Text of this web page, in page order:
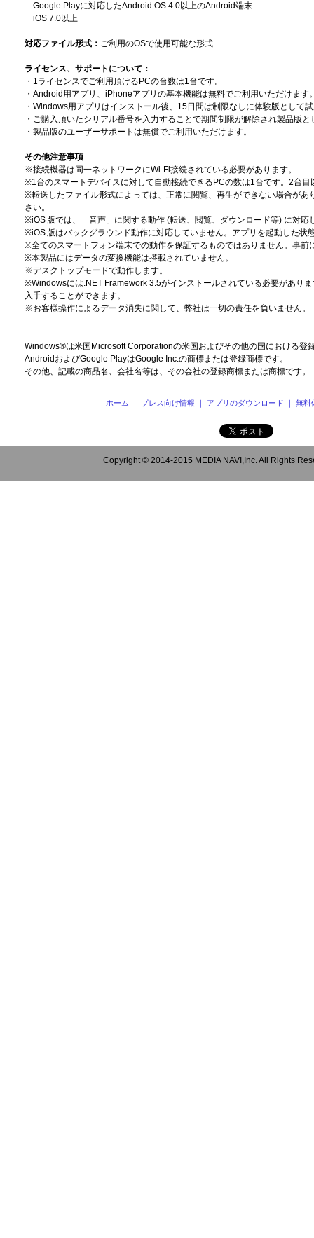
Google Playに対応したAndroid OS 4.0以上のAndroid端末
iOS 7.0以上
対応ファイル形式： ご利用のOSで使用可能な形式
ライセンス、サポートについて：
・1ライセンスでご利用頂けるPCの台数は1台です。
・ Android用アプリ、iPhoneアプリ の基本機能は無料でご利用いただけます
・Windows用アプリはインストール後、15日間は制限なしに体験版として
・ご購入頂いたシリアル番号を入力することで期間制限が解除され製品版
・製品版のユーザーサポートは無償でご利用いただけます。
その他注意事項
※接続機器は同一ネットワークにWi-Fi接続されている必要があります。
※1台のスマートデバイスに対して自動接続できるPCの数は1台です。2台
※転送したファイル形式によっては、正常に閲覧、再生ができない場合が
さい。
※iOS 版では、「音声」に関する動作 (転送、閲覧、ダウンロード等) に対応
※iOS 版はバックグラウンド動作に対応していません。アプリを起動した状
※全てのスマートフォン端末での動作を保証するものではありません。事
※本製品にはデータの変換機能は搭載されていません。
※デスクトップモードで動作します。
※Windowsには.NET Framework 3.5がインストールされている必要があり
入手することができます。
※お客様操作によるデータ消失に関して、弊社は一切の責任を負いません。
Windows®は米国Microsoft Corporationの米国およびその他の国における登
AndroidおよびGoogle PlayはGoogle Inc.の商標または登録商標です。
その他、記載の商品名、会社名等は、その会社の登録商標または商標です。
ホーム ｜ プレス向け情報 ｜ アプリのダウンロード ｜ 無料
Copyright © 2014-2015 MEDIA NAVI,Inc. All Rights